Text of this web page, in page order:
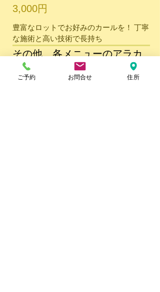
3,000円
​豊富なロットでお好みのカールを！ 丁寧
な施術と高い技術で長持ち
その他 各メニューのアラカ
ルト
ケア・ファイル・ハンドトリートメン
ご予約 お問合せ 住所